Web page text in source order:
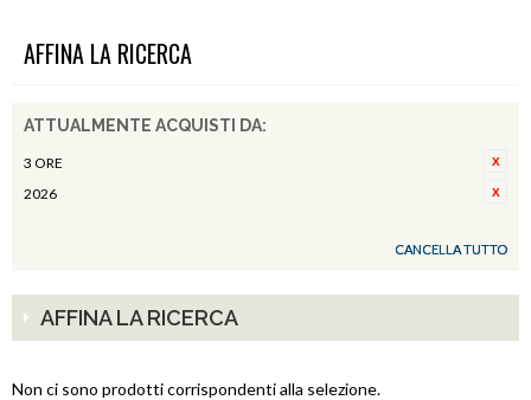
AFFINA LA RICERCA
ATTUALMENTE ACQUISTI DA:
3 ORE
2026
CANCELLA TUTTO
AFFINA LA RICERCA
Non ci sono prodotti corrispondenti alla selezione.